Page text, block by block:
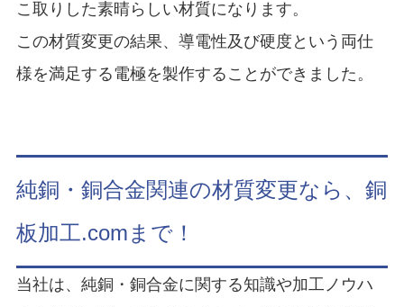
こ取りした素晴らしい材質になります。
この材質変更の結果、導電性及び硬度という両仕
様を満足する電極を製作することができました。
純銅・銅合金関連の材質変更なら、銅
板加工.comまで！
当社は、純銅・銅合金に関する知識や加工ノウハ